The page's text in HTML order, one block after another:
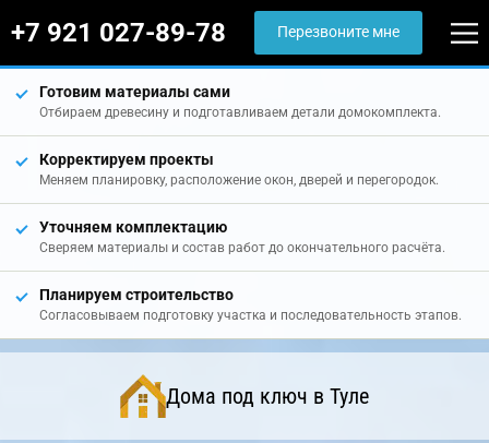
+7 921 027-89-78 Перезвоните мне
Готовим материалы сами
Отбираем древесину и подготавливаем детали домокомплекта.
Корректируем проекты
Меняем планировку, расположение окон, дверей и перегородок.
Уточняем комплектацию
Сверяем материалы и состав работ до окончательного расчёта.
Планируем строительство
Согласовываем подготовку участка и последовательность этапов.
Дома под ключ в Туле